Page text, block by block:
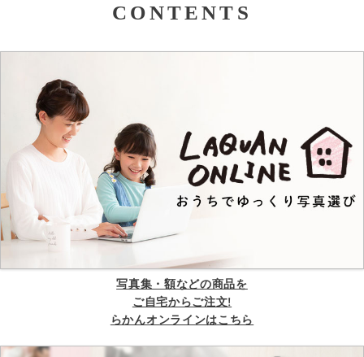
CONTENTS
写真集・額などの商品を
ご自宅からご注文!
らかんオンラインはこちら